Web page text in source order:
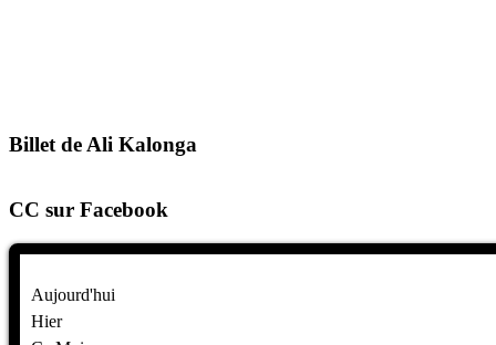
Billet de Ali Kalonga
CC sur Facebook
Aujourd'hui
Hier